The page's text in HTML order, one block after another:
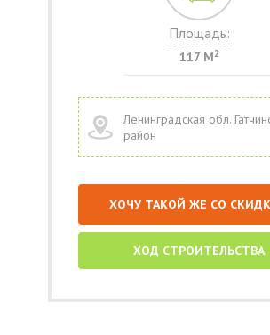
Площадь:
117 М2
Ленинградская обл.
район
ХОЧУ ТАКОЙ ЖЕ СО
ХОД СТРОИТЕЛЬСТВА